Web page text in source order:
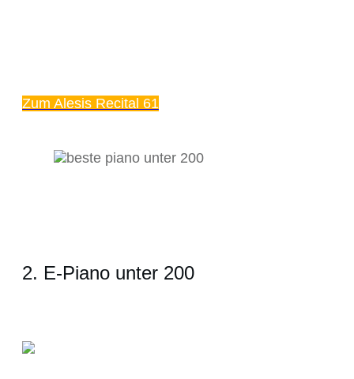
Zum Alesis Recital 61
2. E-Piano unter 200